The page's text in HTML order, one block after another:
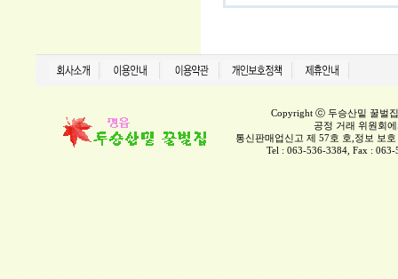
Copyright ⓒ 두승산밑 꿀벌집
공정 거래 위원회
통신판매업신고 제 57호 호,정보 보
Tel : 063-536-3384, Fax :